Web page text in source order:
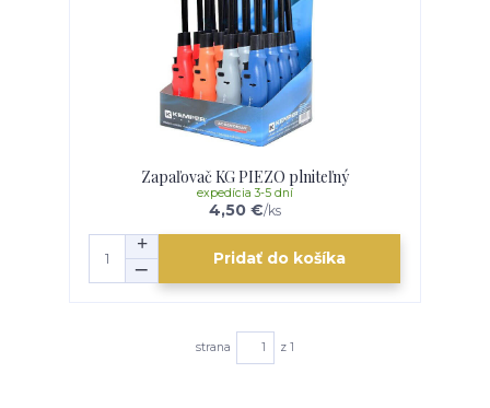
Zapaľovač KG PIEZO plniteľný
4,50 €/ks
expedícia 3-5 dní
Pridať do košíka
strana z 1